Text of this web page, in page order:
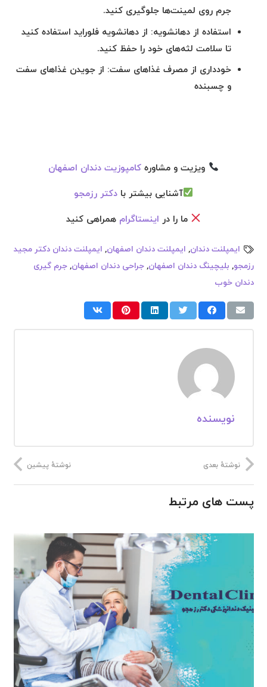
جرم روی لمینت‌ها جلوگیری کنید.
استفاده از دهانشویه: از دهانشویه فلوراید استفاده کنید
تا سلامت لثه‌های خود را حفظ کنید.
خودداری از مصرف غذاهای سفت: از جویدن غذاهای سفت
و چسبنده
ویزیت و مشاوره کامپوزیت دندان اصفهان
آشنایی بیشتر بادکتر رزمجو
ما را در اینستاگرامهمراهی کنید
ایمپلنت دندان, ایمپلنت دندان اصفهان, ایمپلنت دندان دکتر مجید
رزمجو, بلیچینگ دندان اصفهان,جراحی دندان اصفهان,جرم گیری
دندان خوب
نویسنده
نوشتهٔ پیشین نوشتهٔ بعدی
پست های مرتبط